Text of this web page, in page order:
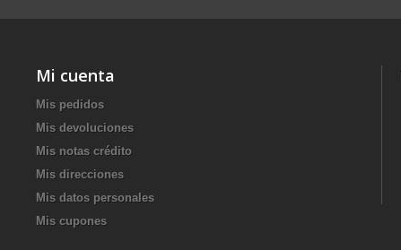
Mi cuenta
Mis pedidos
Mis devoluciones
Mis notas crédito
Mis direcciones
Mis datos personales
Mis cupones